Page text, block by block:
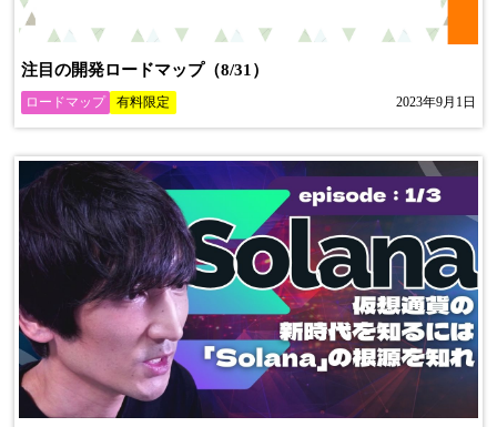
注目の開発ロードマップ（8/31）
ロードマップ 有料限定 2023年9月1日